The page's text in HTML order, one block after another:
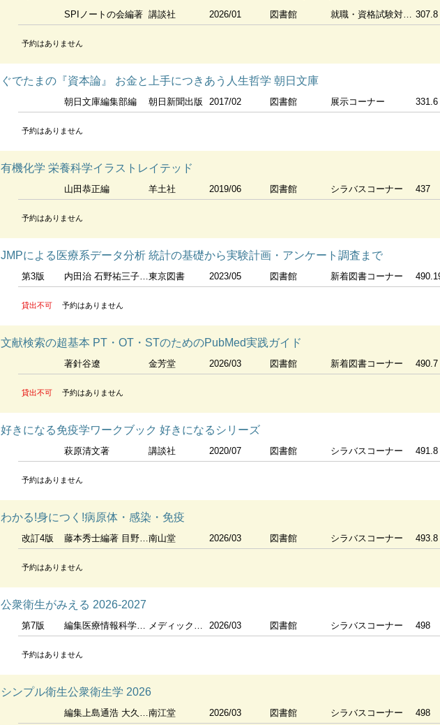
SPIノートの会編著 講談社 2026/01 図書館 就職・資格試験対策コーナー 307.8
予約はありません
ぐでたまの『資本論』 お金と上手につきあう人生哲学 朝日文庫
朝日文庫編集部編 朝日新聞出版 2017/02 図書館 展示コーナー 331.6
予約はありません
有機化学 栄養科学イラストレイテッド
山田恭正編 羊土社 2019/06 図書館 シラバスコーナー 437
予約はありません
JMPによる医療系データ分析 統計の基礎から実験計画・アンケート調査まで
第3版 内田治 石野祐三子 平野綾子著 東京図書 2023/05 図書館 新着図書コーナー
貸出不可 予約はありません
文献検索の超基本 PT・OT・STのためのPubMed実践ガイド
著針谷遼 金芳堂 2026/03 図書館 新着図書コーナー 490.7
貸出不可 予約はありません
好きになる免疫学ワークブック 好きになるシリーズ
萩原清文著 講談社 2020/07 図書館 シラバスコーナー 491.8
予約はありません
わかる!身につく!病原体・感染・免疫
改訂4版 藤本秀士編著 目野郁子 小島夫美子著 南山堂 2026/03 図書館 シラバスコーナー 493.8
予約はありません
公衆衛生がみえる 2026-2027
第7版 編集医療情報科学研究所 メディックメディア 2026/03 図書館 シラバスコーナー 498
予約はありません
シンプル衛生公衆衛生学 2026
編集上島通浩 大久保孝義 南江堂 2026/03 図書館 シラバスコーナー 498